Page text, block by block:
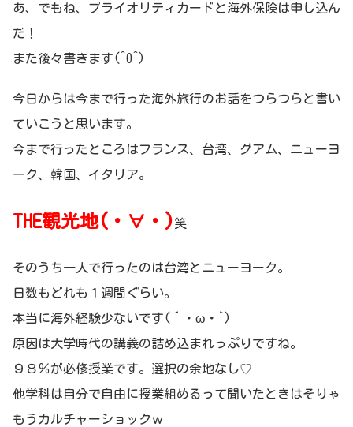
あ、でもね、プライオリティカードと海外保険は申し込ん
だ！
また後々書きます(^O^)
今日からは今まで行った海外旅行のお話をつらつらと書い
ていこうと思います。
今まで行ったところはフランス、台湾、グアム、ニューヨ
ーク、韓国、イタリア。
THE観光地(・∀・)笑
そのうち一人で行ったのは台湾とニューヨーク。
日数もどれも１週間ぐらい。
本当に海外経験少ないです(´・ω・`)
原因は大学時代の講義の詰め込まれっぷりですね。
９８％が必修授業です。選択の余地なし♡
他学科は自分で自由に授業組めるって聞いたときはそりゃ
もうカルチャーショックｗ